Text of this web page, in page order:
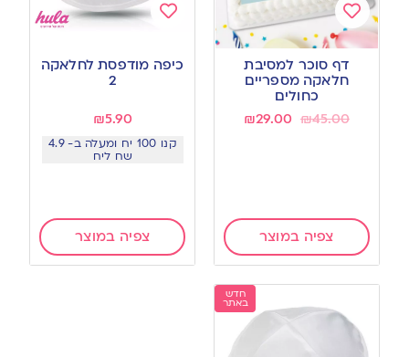
Add
to
wishlist
דף סוכר למסיבת
חלאקה מספריים
כחולים
₪45.00
₪29.00
צפיה במוצר
to
כיפה מודפסת לחלאקה
2
₪5.90
קנו 100 יח ומעלה ב- 4.9
שח ליח
צפיה במוצר
חדש
באתר